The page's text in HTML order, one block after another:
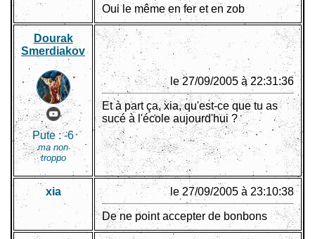
Oui le même en fer et en zob
Dourak
Smerdiakov
Pute :-6
ma non
troppo
le 27/09/2005 à 22:31:36
Et à part ça, xia, qu'est-ce que tu as
sucé à l'école aujourd'hui ?
xia le 27/09/2005 à 23:10:38
De ne point accepter de bonbons